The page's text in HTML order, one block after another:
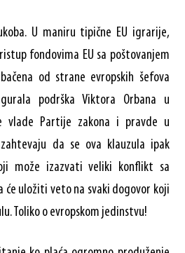
U maniru tipične EU igrarije,
fondovima EU sa poštovanjem
od strane evropskih šefova
podrška Viktora Orbana u
vlade Partije zakona i pravde u
zahtevaju da se ova klauzula ipak
može izazvati veliki konflikt sa
će uložiti veto na svaki dogovor koji
Toliko o evropskom jedinstvu!